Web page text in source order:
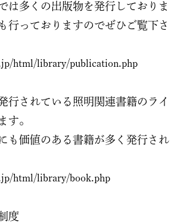
は多くの出版物を発行しておりま
行っておりますのでぜひご覧下さ
html/library/publication.php
行されている照明関連書籍のライ
す。
も価値のある書籍が多く発行され
html/library/book.php
度